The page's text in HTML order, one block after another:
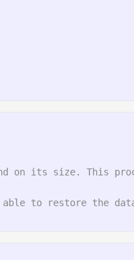
on its size. This
to restore the